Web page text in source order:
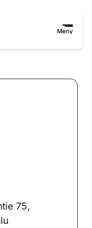
Meny
75,